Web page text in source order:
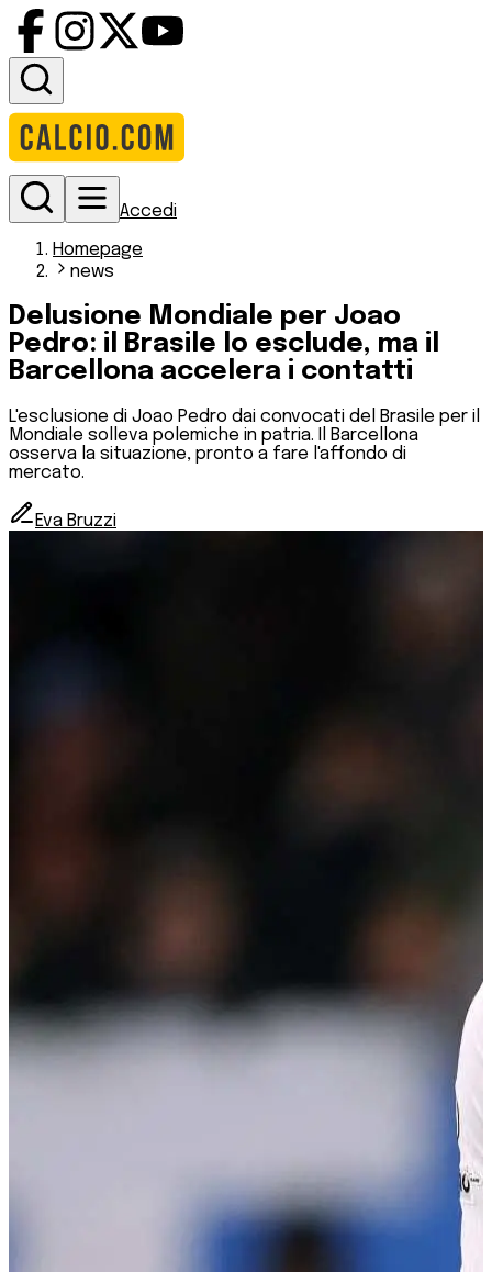
Accedi
Homepage
news
Delusione Mondiale per Joao
Pedro: il Brasile lo esclude, ma il
Barcellona accelera i contatti
L'esclusione di Joao Pedro dai convocati del Brasile per il
Mondiale solleva polemiche in patria. Il Barcellona
osserva la situazione, pronto a fare l'affondo di
mercato.
Eva Bruzzi